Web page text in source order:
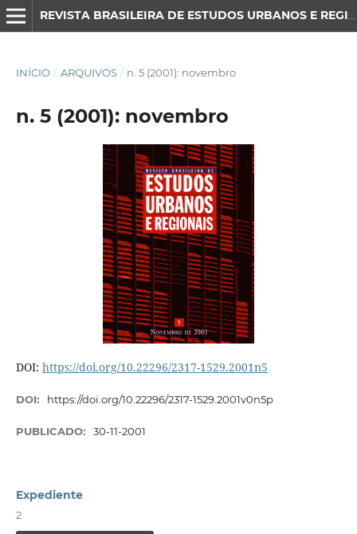
INÍCIO / ARQUIVOS / n. 5 (2001): novembro
n. 5 (2001): novembro
DOI: https://doi.org/10.22296/2317-1529.2001n5
DOI: https://doi.org/10.22296/2317-1529.2001v0n5p
PUBLICADO: 30-11-2001
Expediente
2